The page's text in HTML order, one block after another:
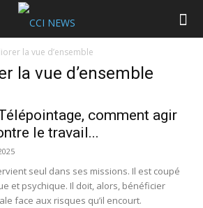
la vue d’ensemble
la vue d’ensemble
comment agir
le travail...
seul dans ses missions. Il est coupé
et psychique. Il doit, alors, bénéficier
face aux risques qu’il encourt.